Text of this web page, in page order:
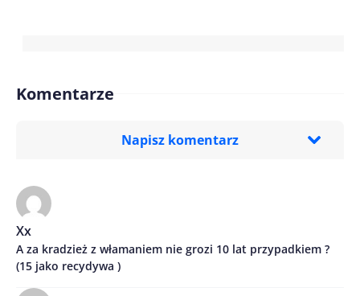
Komentarze
Napisz komentarz
Treść komentarza*
Imię/ Nick*
Xx
A za kradzież z włamaniem nie grozi 10 lat przypadkiem ?
(15 jako recydywa )